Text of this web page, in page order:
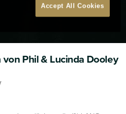
Phil & Lucinda Dooley
Accept All Cookies